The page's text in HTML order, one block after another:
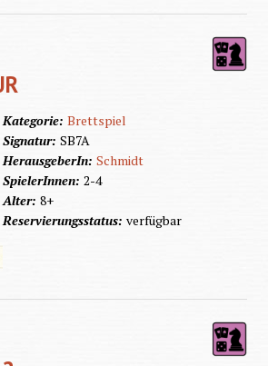
Kategorie:Brettspiel
Signatur:SB7A
HerausgeberIn:Schmidt
SpielerInnen:2-4
Alter:8+
Reservierungsstatus:verfügbar